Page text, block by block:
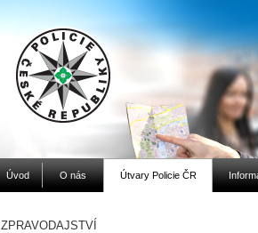
Úvod O nás Útvary Policie ČR
ZPRAVODAJSTVÍ